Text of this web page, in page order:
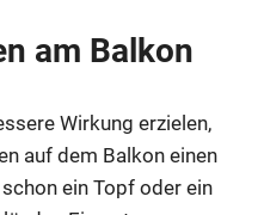
am Balkon
Wirkung erzielen,
auf dem Balkon einen
ein Topf oder ein